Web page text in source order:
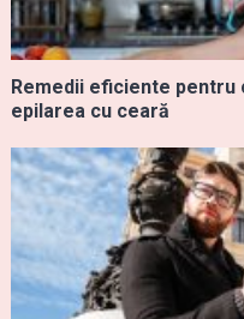
Remedii eficiente pentru
epilarea cu ceară